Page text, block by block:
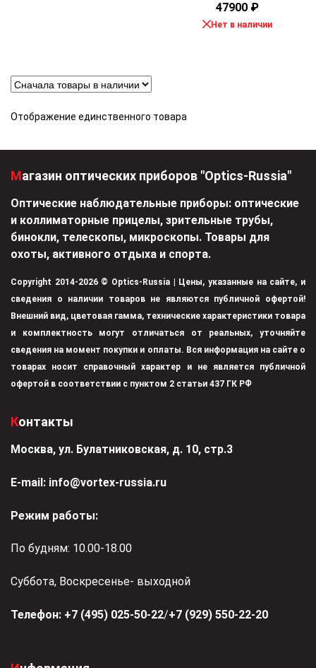
47900 ₽
Нет в наличии
Отображение единственного товара
Магазин оптических приборов "Optics-Russia"
Оптические наблюдательные приборы: оптические
и коллиматорные прицелы, зрительные трубы,
бинокли, телескопы, микроскопы. Товары для
охоты, активного отдыха и спорта.
Copyright 2014-2026 © Optics-Russia | Цены, указанные на сайте, и
сведения о наличии товаров не являются публичной офертой!
Внешний вид, цветовая гамма, технические характеристики товара
и комплектность могут отличаться от реальных, уточняйте
сведения на момент покупки и оплаты. Вся информация на сайте о
товарах носит справочный характер и не является публичной
офертой в соответствии с пунктом 2 статьи 437 ГК РФ
Контакты
Москва, ул. Булатниковская, д. 10, стр.3
Е-mail: info@vortex-russia.ru
Режим работы:
По будням: 10.00-18.00
Суббота, Воскресенье- выходной
Телефон: +7 (495) 025-50-22/+7 (929) 550-22-20